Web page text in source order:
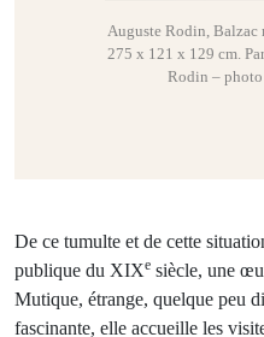
Auguste Rodin, Balzac
275 x 121 x 129 cm.
Rodin –
De ce tumulte et de cette
publique du XIXe siècle, une
Mutique, étrange, quelque peu
fascinante, elle accueille les